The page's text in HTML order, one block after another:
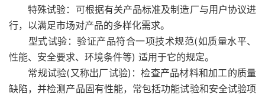
特殊试验：可根据有关产品标准及制造厂与用户协议进
行，以满足市场对产品的多样化需求。
型式试验：验证产品符合一项技术规范(如质量水平、
性能、安全要求、环境条件等) 适用于它的规定。
常规试验(又称出厂试验)：检查产品材料和加工的质量
缺陷，并检测产品固有性能，常包括功能试验和安全试验项